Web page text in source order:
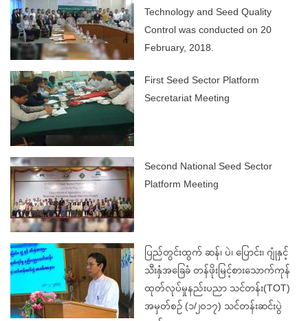
Technology and Seed Quality
Control was conducted on 20
February, 2018.
First Seed Sector Platform
Secretariat Meeting
Second National Seed Sector
Platform Meeting
ပြည်တွင်းထွက် ဆန်၊ ပဲ၊ ပြောင်း၊ ဂျုံနှင့်
သီးနှံအခြေခံ တန်ဖိုးမြင့်စားသောက်ကုန်
ထုတ်လုပ်မှုနည်းပညာ သင်တန်း(TOT)
အမှတ်စဉ် (၁/၂၀၁၇) သင်တန်းဆင်းပွဲ